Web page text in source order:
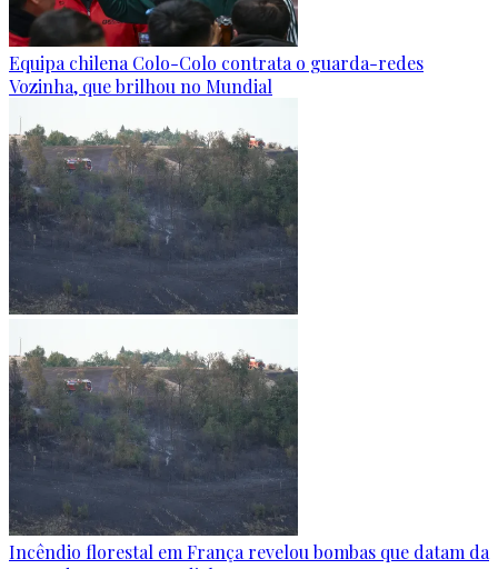
Equipa chilena Colo-Colo contrata o guarda-redes
Vozinha, que brilhou no Mundial
Incêndio florestal em França revelou bombas que datam da